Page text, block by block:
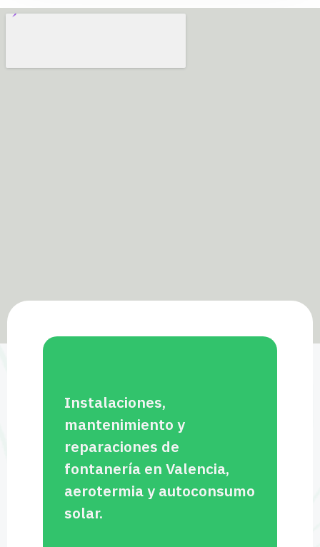
Instalaciones,
mantenimiento y
reparaciones de
fontanería en Valencia,
aerotermia y autoconsumo
solar.